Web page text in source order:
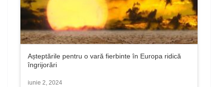
Așteptările pentru o vară fierbinte în Europa ridică
îngrijorări
iunie 2, 2024